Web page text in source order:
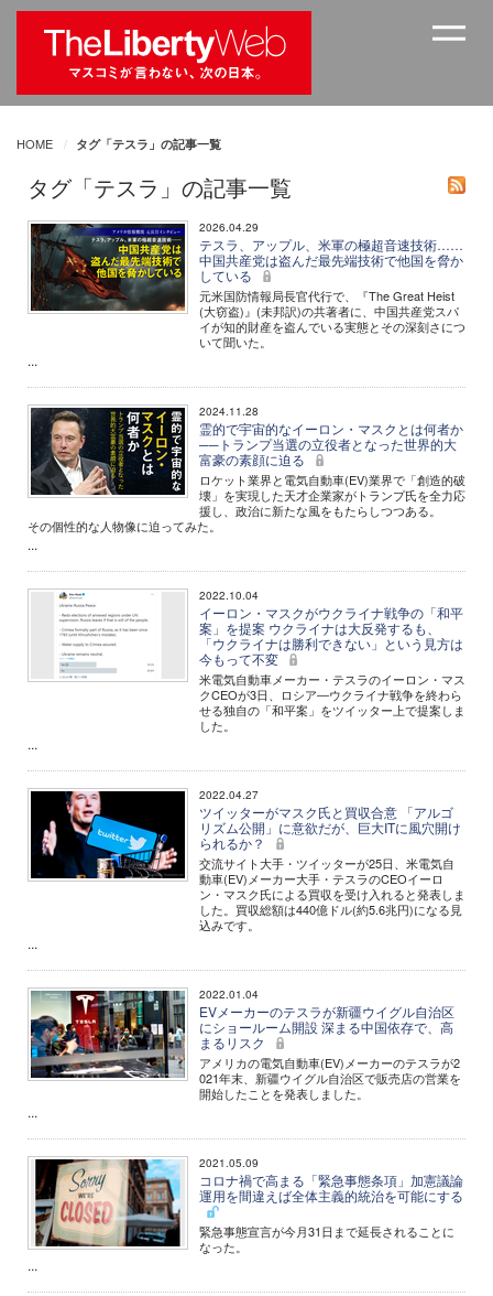
HOME タグ「テスラ」の記事一覧
タグ「テスラ」の記事一覧
2026.04.29
テスラ、アップル、米軍の極超音速技術……
中国共産党は盗んだ最先端技術で他国を脅か
している
元米国防情報局長官代行で、『The Great Heist
(大窃盗)』(未邦訳)の共著者に、中国共産党スパ
イが知的財産を盗んでいる実態とその深刻さにつ
いて聞いた。
...
2024.11.28
霊的で宇宙的なイーロン・マスクとは何者か
──トランプ当選の立役者となった世界的大
富豪の素顔に迫る
ロケット業界と電気自動車(EV)業界で「創造的破
壊」を実現した天才企業家がトランプ氏を全力応
援し、政治に新たな風をもたらしつつある。
その個性的な人物像に迫ってみた。
...
2022.10.04
イーロン・マスクがウクライナ戦争の「和平
案」を提案 ウクライナは大反発するも、
「ウクライナは勝利できない」という見方は
今もって不変
米電気自動車メーカー・テスラのイーロン・マス
クCEOが3日、ロシア―ウクライナ戦争を終わら
せる独自の「和平案」をツイッター上で提案しま
した。
...
2022.04.27
ツイッターがマスク氏と買収合意 「アルゴ
リズム公開」に意欲だが、巨大ITに風穴開け
られるか？
交流サイト大手・ツイッターが25日、米電気自
動車(EV)メーカー大手・テスラのCEOイーロ
ン・マスク氏による買収を受け入れると発表しま
した。買収総額は440億ドル(約5.6兆円)になる見
込みです。
...
2022.01.04
EVメーカーのテスラが新疆ウイグル自治区
にショールーム開設 深まる中国依存で、高
まるリスク
アメリカの電気自動車(EV)メーカーのテスラが2
021年末、新疆ウイグル自治区で販売店の営業を
開始したことを発表しました。
...
2021.05.09
コロナ禍で高まる「緊急事態条項」加憲議論
運用を間違えば全体主義的統治を可能にする
緊急事態宣言が今月31日まで延長されることに
なった。
...